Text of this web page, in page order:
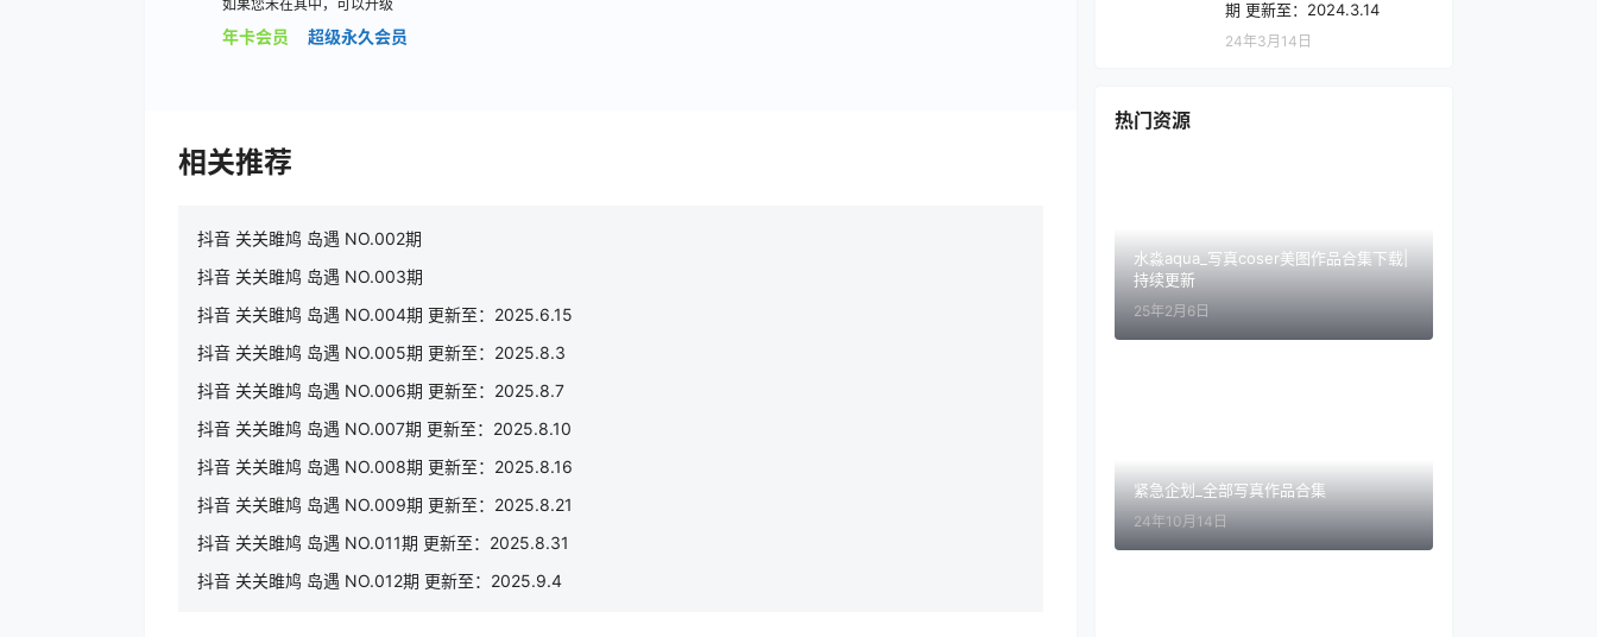
如果您未在其中，可以升级
年卡会员 超级永久会员
相关推荐
抖音 关关雎鸠 岛遇 NO.002期
抖音 关关雎鸠 岛遇 NO.003期
抖音 关关雎鸠 岛遇 NO.004期 更新至：2025.6.15
抖音 关关雎鸠 岛遇 NO.005期 更新至：2025.8.3
抖音 关关雎鸠 岛遇 NO.006期 更新至：2025.8.7
抖音 关关雎鸠 岛遇 NO.007期 更新至：2025.8.10
抖音 关关雎鸠 岛遇 NO.008期 更新至：2025.8.16
抖音 关关雎鸠 岛遇 NO.009期 更新至：2025.8.21
抖音 关关雎鸠 岛遇 NO.011期 更新至：2025.8.31
抖音 关关雎鸠 岛遇 NO.012期 更新至：2025.9.4
期 更新至：2024.3.14
24年3月14日
热门资源
水淼aqua_写真coser美图作品合集下载|
持续更新
25年2月6日
紧急企划_全部写真作品合集
24年10月14日